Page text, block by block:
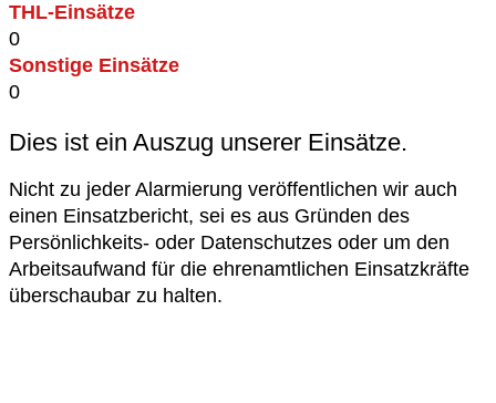
THL-Einsätze
0
Sonstige Einsätze
0
Dies ist ein Auszug unserer Einsätze.
Nicht zu jeder Alarmierung veröffentlichen wir auch
einen Einsatzbericht, sei es aus Gründen des
Persönlichkeits- oder Datenschutzes oder um den
Arbeitsaufwand für die ehrenamtlichen Einsatzkräfte
überschaubar zu halten.